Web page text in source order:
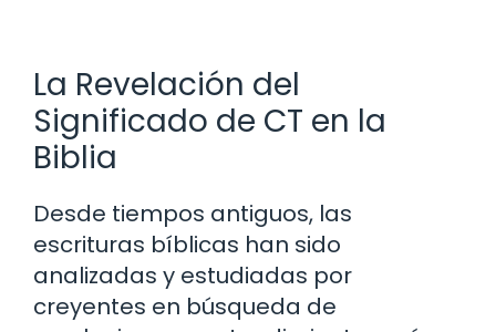
La Revelación del
Significado de CT en la
Biblia
Desde tiempos antiguos, las
escrituras bíblicas han sido
analizadas y estudiadas por
creyentes en búsqueda de